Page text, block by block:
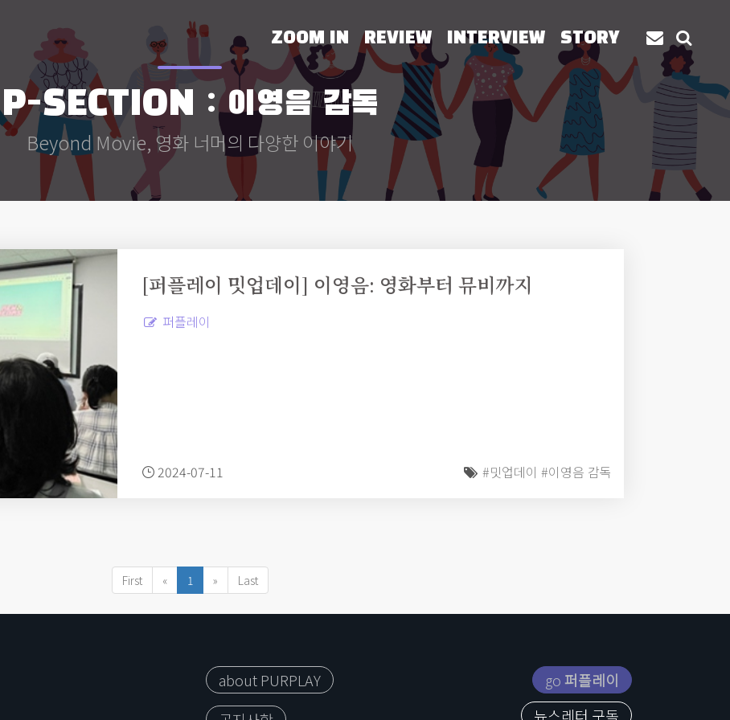
P-SECTION : 이영음 감독
Beyond Movie, 영화 너머의 다양한 이야기
[퍼플레이 밋업데이] 이영음: 영화부터 뮤비까지
퍼플레이
2024-07-11 #밋업데이 #이영음 감독
First « 1 » Last
about PURPLAY
go 퍼플레이
ZOOM IN REVIEW INTERVIEW STORY